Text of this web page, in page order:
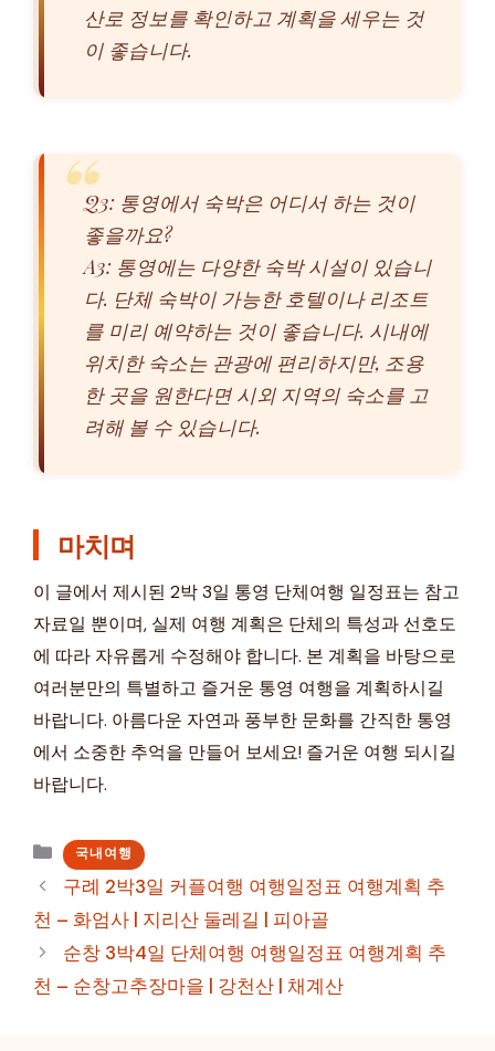
산로 정보를 확인하고 계획을 세우는 것
이 좋습니다.
Q3: 통영에서 숙박은 어디서 하는 것이
좋을까요?
A3: 통영에는 다양한 숙박 시설이 있습니
다. 단체 숙박이 가능한 호텔이나 리조트
를 미리 예약하는 것이 좋습니다. 시내에
위치한 숙소는 관광에 편리하지만, 조용
한 곳을 원한다면 시외 지역의 숙소를 고
려해 볼 수 있습니다.
마치며
이 글에서 제시된 2박 3일 통영 단체여행 일정표는 참고
자료일 뿐이며, 실제 여행 계획은 단체의 특성과 선호도
에 따라 자유롭게 수정해야 합니다. 본 계획을 바탕으로
여러분만의 특별하고 즐거운 통영 여행을 계획하시길
바랍니다. 아름다운 자연과 풍부한 문화를 간직한 통영
에서 소중한 추억을 만들어 보세요! 즐거운 여행 되시길
바랍니다.
카
테
리
국내여행
구례 2박3일 커플여행 여행일정표 여행계획 추
천 – 화엄사 | 지리산 둘레길 | 피아골
순창 3박4일 단체여행 여행일정표 여행계획 추
천 – 순창고추장마을 | 강천산 | 채계산